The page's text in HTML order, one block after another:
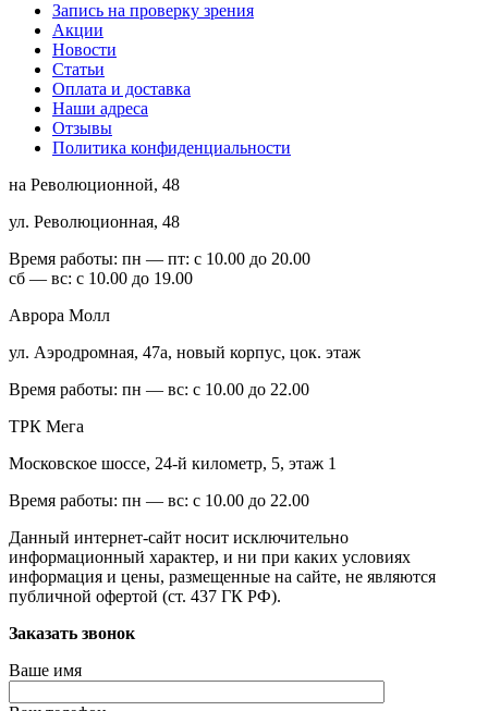
Запись на проверку зрения
Акции
Новости
Статьи
Оплата и доставка
Наши адреса
Отзывы
Политика конфиденциальности
на Революционной, 48
ул. Революционная, 48
Время работы: пн — пт: с 10.00 до 20.00
сб — вс: с 10.00 до 19.00
Аврора Молл
ул. Аэродромная, 47а, новый корпус, цок. этаж
Время работы: пн — вс: с 10.00 до 22.00
ТРК Мега
Московское шоссе, 24-й километр, 5, этаж 1
Время работы: пн — вс: с 10.00 до 22.00
Данный интернет-сайт носит исключительно
информационный характер, и ни при каких условиях
информация и цены, размещенные на сайте, не являются
публичной офертой (ст. 437 ГК РФ).
Заказать звонок
Ваше имя